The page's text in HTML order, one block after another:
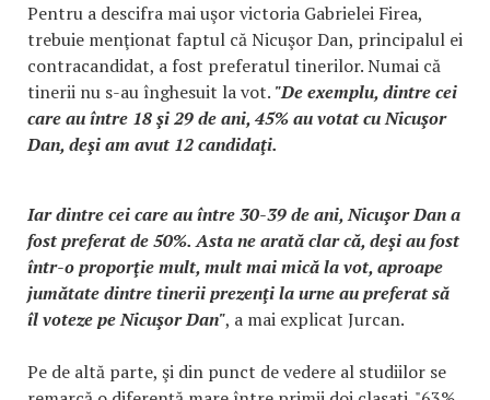
Pentru a descifra mai uşor victoria Gabrielei Firea,
trebuie menţionat faptul că Nicuşor Dan, principalul ei
contracandidat, a fost preferatul tinerilor. Numai că
tinerii nu s-au înghesuit la vot. "De exemplu, dintre cei
care au între 18 şi 29 de ani, 45% au votat cu Nicuşor
Dan, deşi am avut 12 candidaţi.
Iar dintre cei care au între 30-39 de ani, Nicuşor Dan a
fost preferat de 50%. Asta ne arată clar că, deşi au fost
într-o proporţie mult, mult mai mică la vot, aproape
jumătate dintre tinerii prezenţi la urne au preferat să
îl voteze pe Nicuşor Dan", a mai explicat Jurcan.
Pe de altă parte, şi din punct de vedere al studiilor se